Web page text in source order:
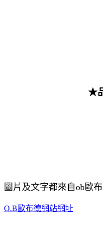
★
圖片及文字都來自ob歐
O.B歐布德網站網址